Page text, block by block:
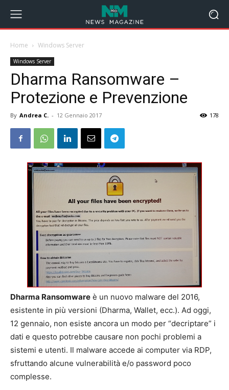
Home Windows Server
Windows Server
Dharma Ransomware –
Protezione e Prevenzione
By Andrea C. - 12 Gennaio 2017 178
Dharma Ransomware è un nuovo malware del 2016,
esistente in più versioni (Dharma, Wallet, ecc.). Ad oggi,
12 gennaio, non esiste ancora un modo per “decriptare” i
dati e questo potrebbe causare non pochi problemi a
sistemi e utenti. Il malware accede ai computer via RDP,
sfruttando alcune vulnerabilità e/o password poco
complesse.